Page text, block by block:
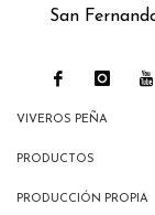
San
VIVEROS PEÑA
PRODUCTOS
PRODUCCIÓN PROPIA